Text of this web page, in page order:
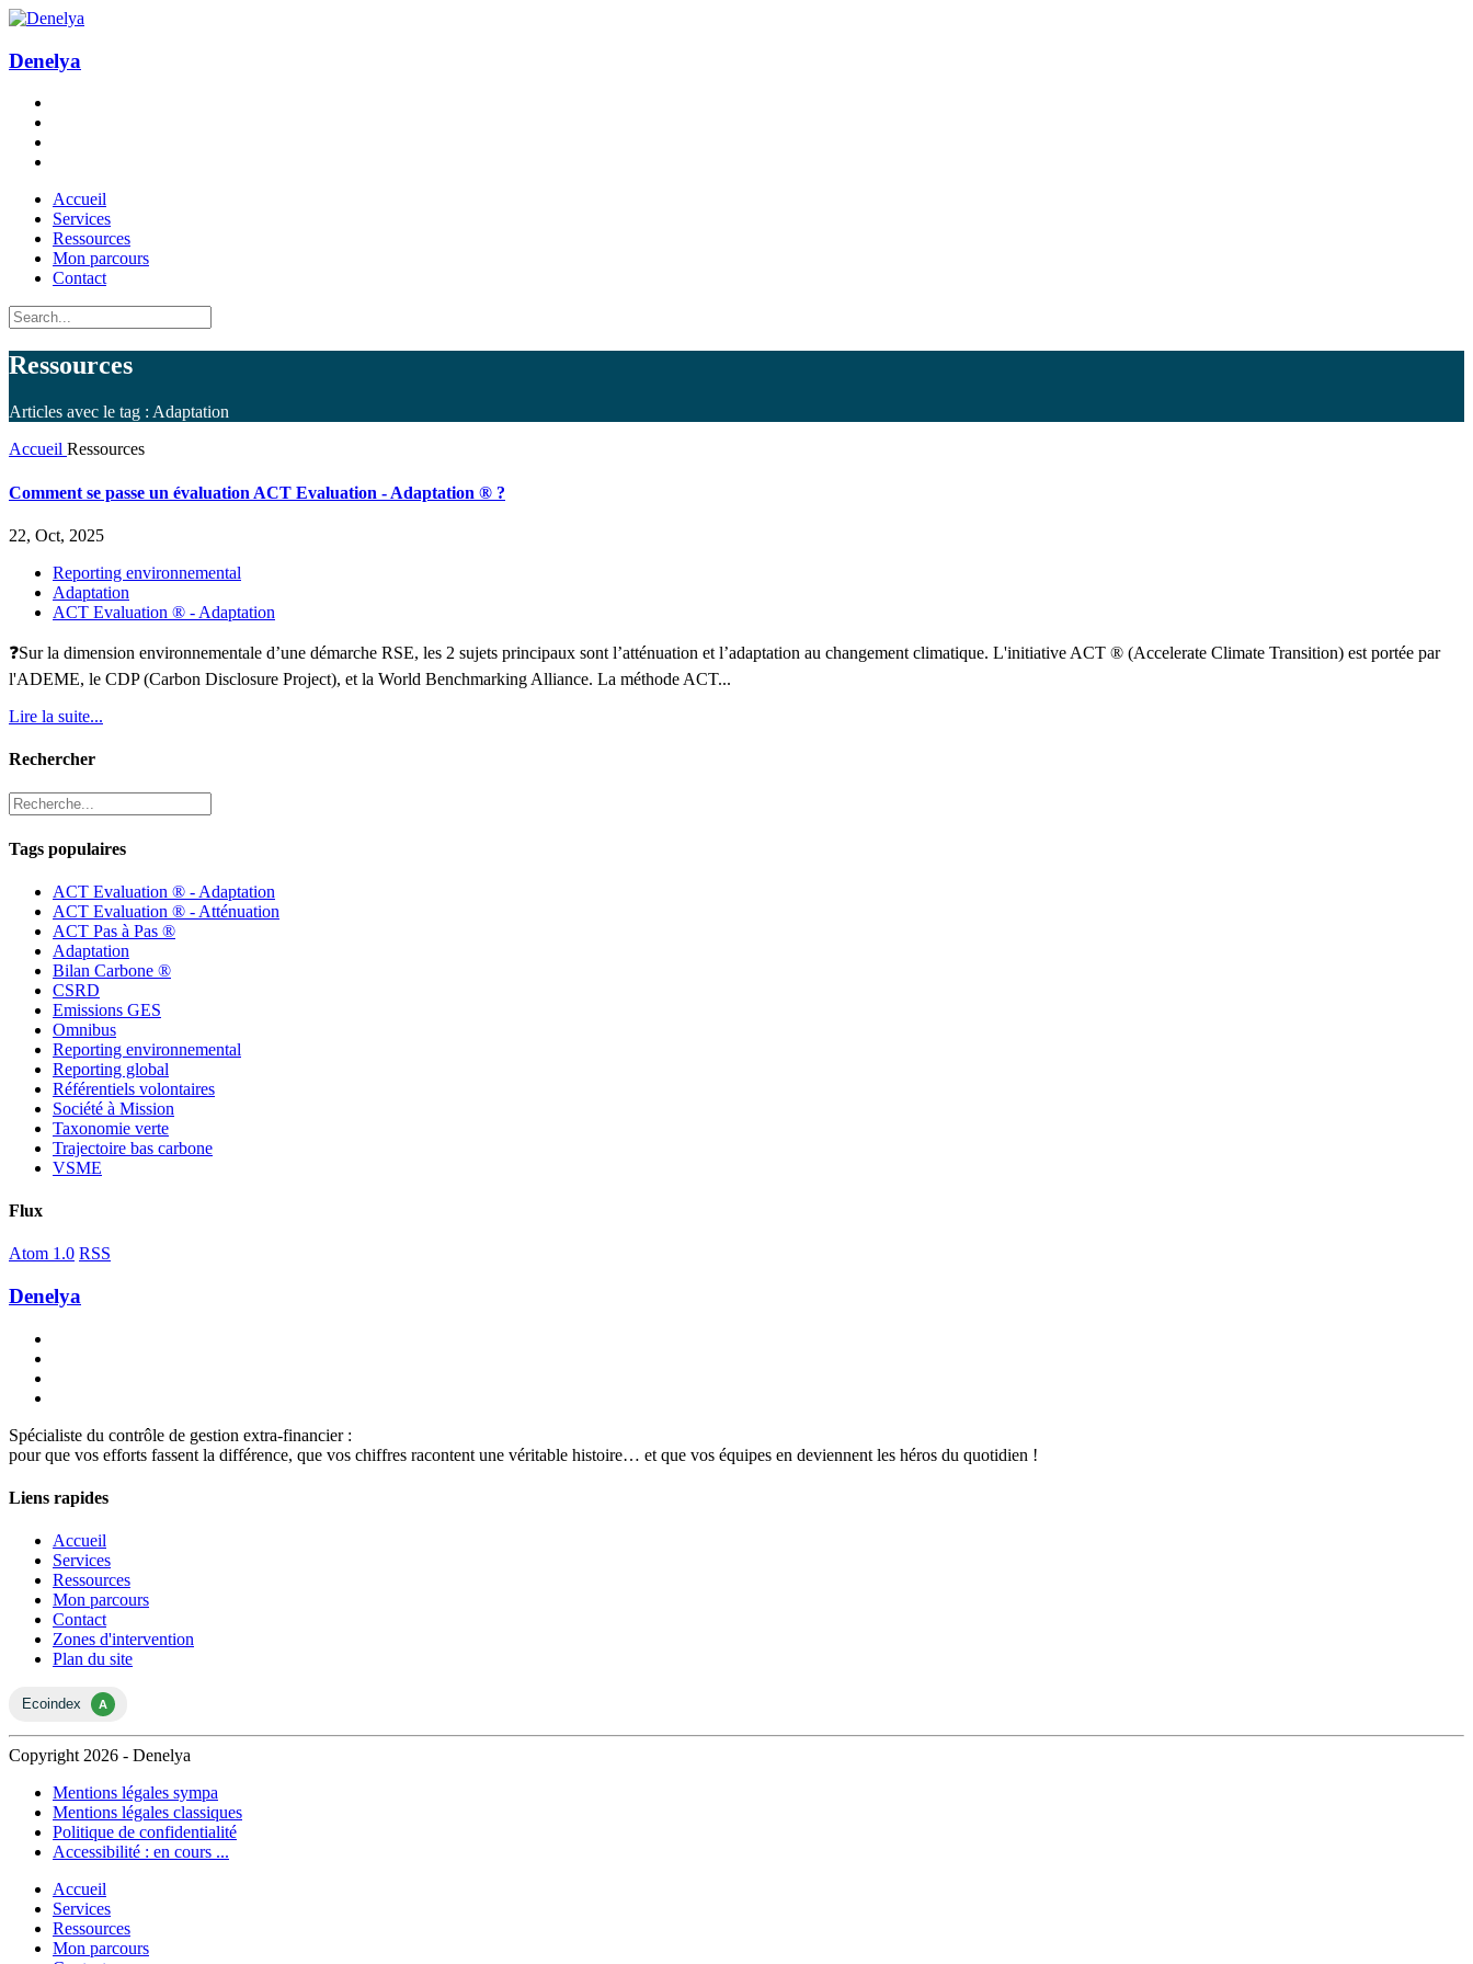
Denelya
Accueil
Services
Ressources
Mon parcours
Contact
Ressources
Articles avec le tag : Adaptation
Accueil Ressources
Comment se passe un évaluation ACT Evaluation - Adaptation ® ?
22, Oct, 2025
Reporting environnemental
Adaptation
ACT Evaluation ® - Adaptation
❓Sur la dimension environnementale d’une démarche RSE, les 2 sujets principaux sont l’atténuation et l’adaptation au changement climatique. L'initiative ACT ® (Accelerate Climate Transition) est portée par
l'ADEME, le CDP (Carbon Disclosure Project), et la World Benchmarking Alliance. La méthode ACT...
Lire la suite...
Rechercher
Tags populaires
ACT Evaluation ® - Adaptation
ACT Evaluation ® - Atténuation
ACT Pas à Pas ®
Adaptation
Bilan Carbone ®
CSRD
Emissions GES
Omnibus
Reporting environnemental
Reporting global
Référentiels volontaires
Société à Mission
Taxonomie verte
Trajectoire bas carbone
VSME
Flux
Atom 1.0 RSS
Denelya
Spécialiste du contrôle de gestion extra-financier :
pour que vos efforts fassent la différence, que vos chiffres racontent une véritable histoire… et que vos équipes en deviennent les héros du quotidien !
Liens rapides
Accueil
Services
Ressources
Mon parcours
Contact
Zones d'intervention
Plan du site
Copyright 2026 - Denelya
Mentions légales sympa
Mentions légales classiques
Politique de confidentialité
Accessibilité : en cours ...
Accueil
Services
Ressources
Mon parcours